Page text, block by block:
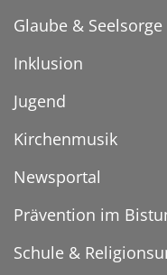
Glaube & Seelsorge
Inklusion
Jugend
Kirchenmusik
Newsportal
Prävention im
Schule &